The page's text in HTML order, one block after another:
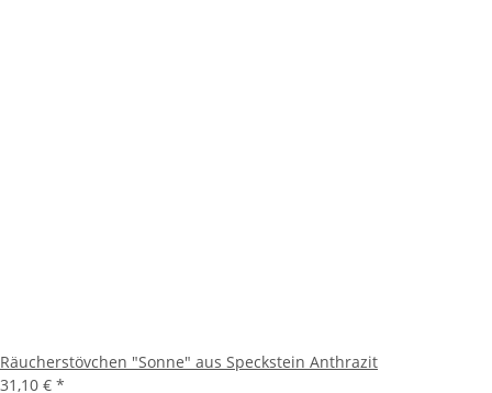
Räucherstövchen "Sonne" aus Speckstein Anthrazit
31,10 € *